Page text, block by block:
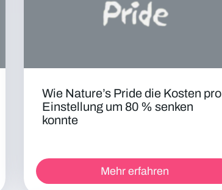
Wie Nature’s Pride die Kosten pro
Einstellung um 80 % senken
konnte
Mehr erfahren